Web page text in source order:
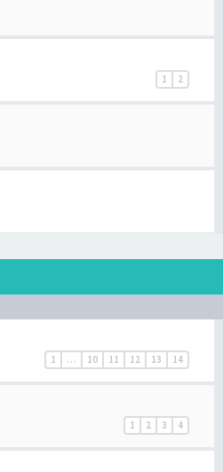
1 2
1 … 10 11 12 13 14
1 2 3 4